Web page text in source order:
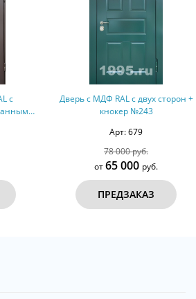
Дверь с МДФ RAL с двух сторон +
кнокер №243
Арт: 679
78 000 руб.
65 000 руб.
ПРЕДЗАКАЗ